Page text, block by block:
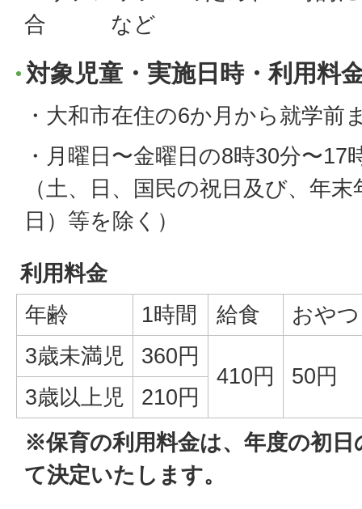
合 など
対象児童・実施日時・利用料
・大和市在住の6か月から就学前
・月曜日〜金曜日の8時30分〜17
（土、日、国民の祝日及び、年
日）等を除く）
利用料金
年齢
1時間 給食
おやつ
3歳未満児
360円
410円
50円
3歳以上児
210円
※保育の利用料金は、年度の初
て決定いたします。